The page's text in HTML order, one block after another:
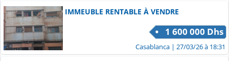
IMMEUBLE RENTABLE À VENDRE
1 600 000 Dhs
Casablanca | 27/03/26 à 18:31